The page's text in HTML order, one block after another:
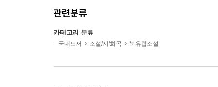
관련분류
카테고리 분류
국내도서 소설/시/희곡 북유럽소설